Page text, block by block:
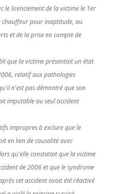
le licenciement de la victime le 1er
chauffeur pour inaptitude, au
et de la prise en compte de
que la victime présentait un état
relatif aux pathologies
n'est pas démontré que son
imputable au seul accident
impropres à exclure que le
en lien de causalité avec
qu'elle constatait que la victime
de 2006 et que le syndrome
cet accident avait été réactivé